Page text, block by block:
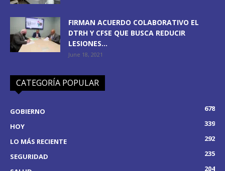
FIRMAN ACUERDO COLABORATIVO EL
DTRH Y CFSE QUE BUSCA REDUCIR
LESIONES...
June 18, 2021
CATEGORÍA POPULAR
GOBIERNO
678
HOY
339
LO MÁS RECIENTE
292
SEGURIDAD
235
204